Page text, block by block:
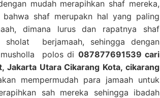
mudah merapihkan shaf mereka,
shaf merupakn hal yang paling
dimana lurus dan rapatnya shaf
sholat berjamaah, sehingga dengan
polos di 087877691539 cari
Jakarta Utara Cikarang Kota, cikarang
mempermudah para jamaah untuk
sah mereka sehingga ibadah